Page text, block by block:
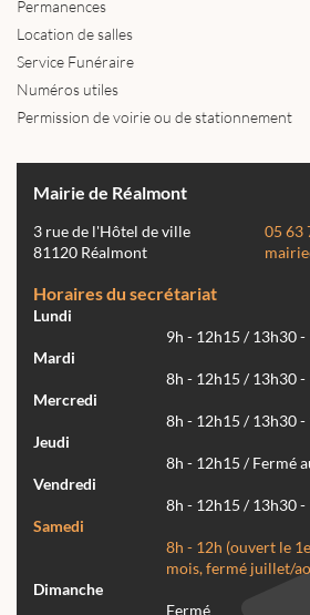
Permanences
Location de salles
Service Funéraire
Numéros utiles
Permission de voirie ou de stationnement
Mairie de Réalmont
3 rue de l'Hôtel de ville
81120 Réalmont
05 63
Horaires du secrétariat
Lundi
9h - 12h15 / 13h30 -
Mardi
8h - 12h15 / 13h30 -
Mercredi
8h - 12h15 / 13h30 -
Jeudi
8h - 12h15 / Fermé
Vendredi
8h - 12h15 / 13h30 -
Samedi
8h - 12h (ouvert le
mois, fermé juillet/
Dimanche
Fermé